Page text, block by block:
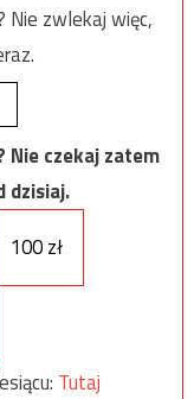
Nie zwlekaj więc,
Nie czekaj zatem
dzisiaj.
100 zł
Tutaj